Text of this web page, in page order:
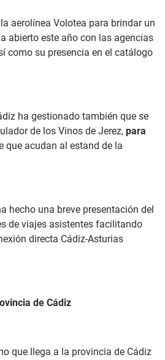
aerolínea Volotea para brindar un
abierto este año con las agencias
como su presencia en el catálogo
ha gestionado también que se
de los Vinos de Jerez, para
que acudan al estand de la
hecho una breve presentación del
de viajes asistentes facilitando
directa Cádiz-Asturias
de Cádiz
que llega a la provincia de Cádiz